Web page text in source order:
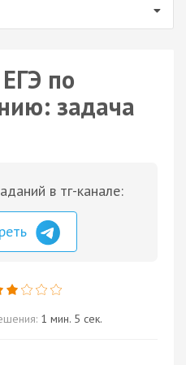
по
задача
в тг-канале:
1 мин. 5 сек.